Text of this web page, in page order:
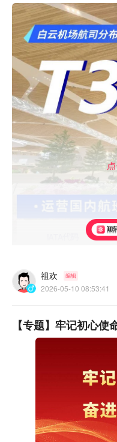
祖欢 编辑
2026-05-10 08:53:41
【专题】牢记初心使